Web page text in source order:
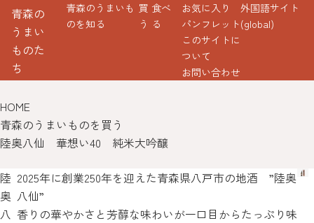
青森の
うまい
ものた
ち
青森のうまいも
のを知る
買
う
食べ
る
お気に入り
パンフレット
このサイトに
ついて
お問い合わせ
外国語サイト
(global)
HOME
青森のうまいものを買う
陸奥八仙 華想い40 純米大吟醸
陸
奥
八
2025年に創業250年を迎えた青森県八戸市の地酒 ”陸奥
八仙”
香りの華やかさと芳醇な味わいが一口目からたっぷり味